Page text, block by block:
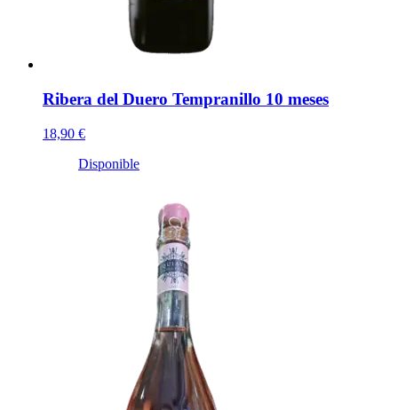
Ribera del Duero Tempranillo 10 meses
18,90 €
Disponible